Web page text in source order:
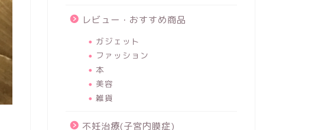
レビュー・おすすめ商品
ガジェット
ファッション
本
美容
雑貨
不妊治療(子宮内膜症)